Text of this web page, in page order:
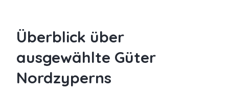
Überblick über
ausgewählte Güter
Nordzyperns